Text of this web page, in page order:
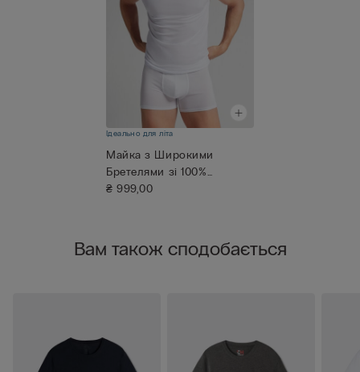
Ідеально для літа
Майка з Широкими
Бретелями зі 100%
Бавовни Superio...
₴ 999,00
Вам також сподобається